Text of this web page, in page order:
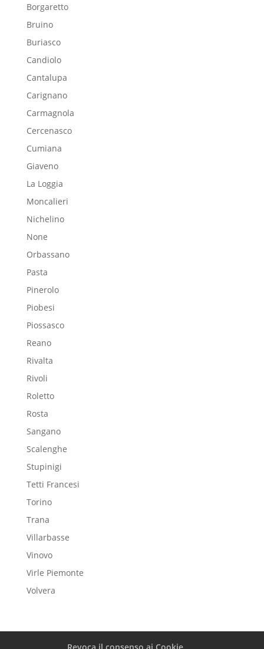
Borgaretto
Bruino
Buriasco
Candiolo
Cantalupa
Carignano
Carmagnola
Cercenasco
Cumiana
Giaveno
La Loggia
Moncalieri
Nichelino
None
Orbassano
Pasta
Pinerolo
Piobesi
Piossasco
Reano
Rivalta
Rivoli
Roletto
Rosta
Sangano
Scalenghe
Stupinigi
Tetti Francesi
Torino
Trana
Villarbasse
Vinovo
Virle Piemonte
Volvera